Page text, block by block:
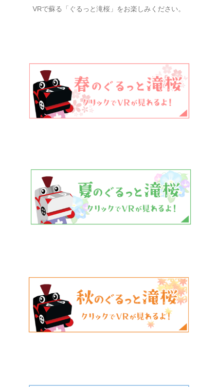
VRで蘇る「ぐるっと滝桜」をお楽しみください。